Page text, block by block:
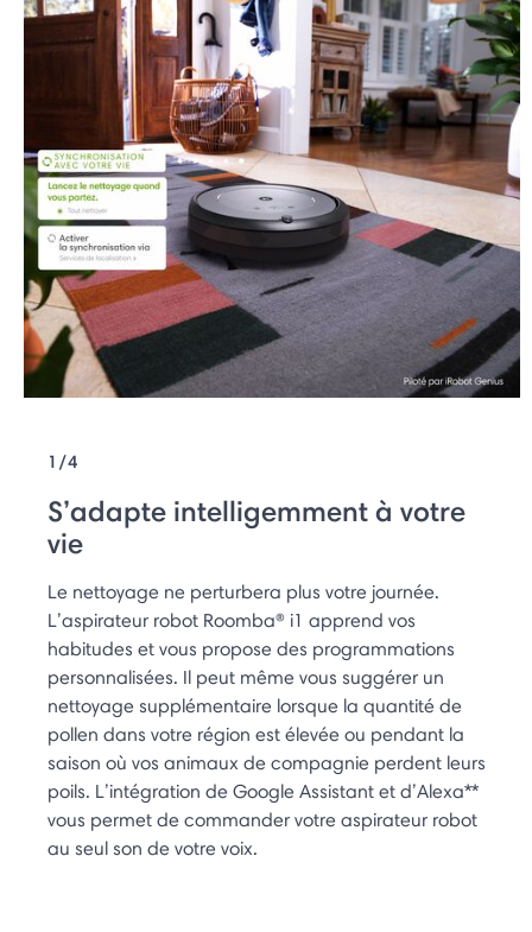
1/4
S’adapte intelligemment à votre
vie
Le nettoyage ne perturbera plus votre journée.
L’aspirateur robot Roomba® i1 apprend vos
habitudes et vous propose des programmations
personnalisées. Il peut même vous suggérer un
nettoyage supplémentaire lorsque la quantité de
pollen dans votre région est élevée ou pendant la
saison où vos animaux de compagnie perdent leurs
poils. L’intégration de Google Assistant et d’Alexa**
vous permet de commander votre aspirateur robot
au seul son de votre voix.